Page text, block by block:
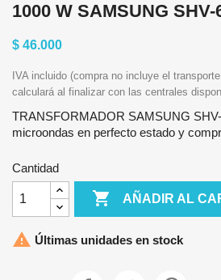
1000 W SAMSUNG SHV-
$ 46.000
IVA incluido (compra no incluye el
calculará al finalizar con las centrales
TRANSFORMADOR SAMSUNG
microondas en perfecto estado y
Cantidad
 AÑADIR AL
 Últimas unidades en stock